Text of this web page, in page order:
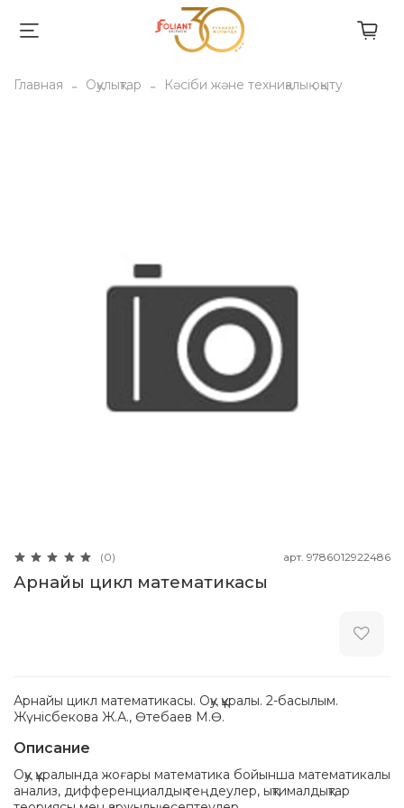
Главная Оқулықтар Кәсіби және техниқалық оқыту
(0) арт. 9786012922486
Арнайы цикл математикасы
Арнайы цикл математикасы. Оқу құралы. 2-басылым.
Жүнісбекова Ж.А., Өтебаев М.Ө.
Описание
Оқу құралында жоғары математика бойынша математикалық
анализ, дифференциалдық теңдеулер, ықтималдықтар